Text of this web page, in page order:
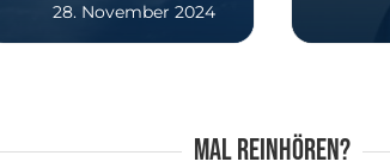
28. November 2024
Mal reinhören?